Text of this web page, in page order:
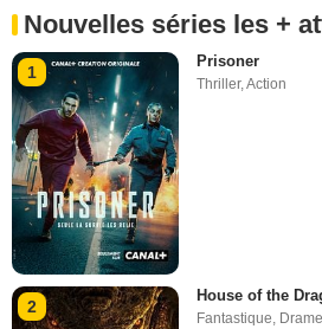
Nouvelles séries les +
1
Prisoner
Thriller,Action
2
House of the
Fantastique, Drame